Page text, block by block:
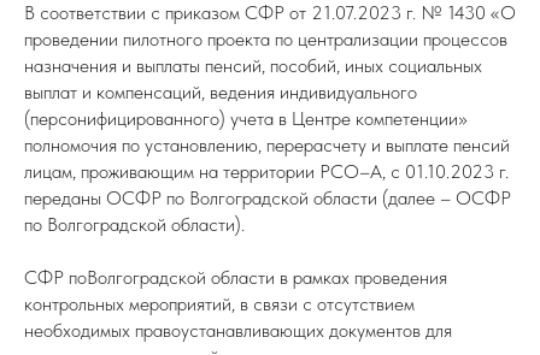
В соответствии с приказом СФР от 21.07.2023 г. № 1430 «О
проведении пилотного проекта по централизации процессов
назначения и выплаты пенсий, пособий, иных социальных
выплат и компенсаций, ведения индивидуального
(персонифицированного) учета в Центре компетенции»
полномочия по установлению, перерасчету и выплате пенсий
лицам, проживающим на территории РСО–А, с 01.10.2023 г.
переданы ОСФР по Волгоградской области (далее – ОСФР
по Волгоградской области).
СФР поВолгоградской области в рамках проведения
контрольных мероприятий, в связи с отсутствием
необходимых правоустанавливающих документов для